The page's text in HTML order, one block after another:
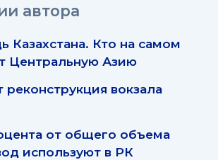
автора
Казахстана. Кто на самом
Центральную Азию
вокзала
от общего объема
используют в РК